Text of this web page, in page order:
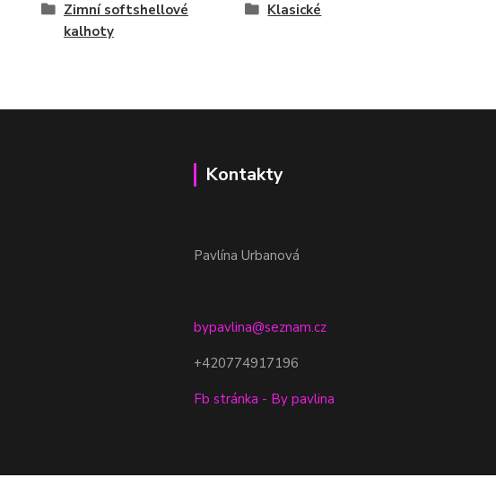
Zimní softshellové
kalhoty
Klasické
Kontakty
Pavlína Urbanová
bypavlina@seznam.cz
+420774917196
Fb stránka - By pavlina